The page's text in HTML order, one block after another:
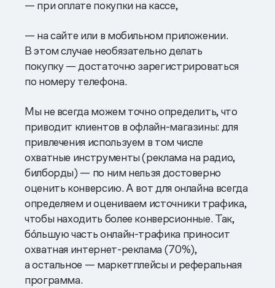
— при оплате покупки на кассе,
— на сайте или в мобильном приложении.
В этом случае необязательно делать
покупку — достаточно зарегистрироваться
по номеру телефона.
Мы не всегда можем точно определить, что
приводит клиентов в офлайн-магазины: для
привлечения используем в том числе
охватные инструменты (реклама на радио,
билборды) — по ним нельзя достоверно
оценить конверсию. А вот для онлайна всегда
определяем и оцениваем источники трафика,
чтобы находить более конверсионные. Так,
бо́льшую часть онлайн-трафика приносит
охватная интернет-реклама (70%),
а остальное — маркетплейсы и реферальная
программа.